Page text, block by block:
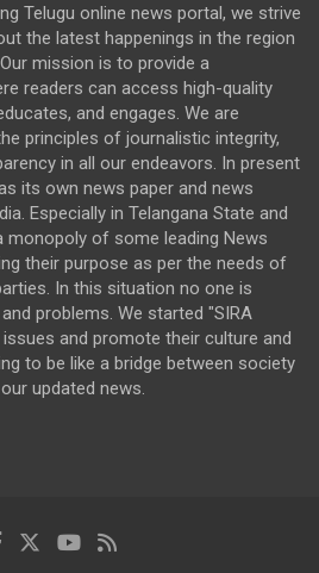
Telugu online news portal, we strive
the latest happenings in the region
mission is to provide a
readers can access high-quality
and engages. We are
principles of journalistic integrity,
in all our endeavors. In present
its own news paper and news
Especially in Telangana State and
monopoly of some leading News
their purpose as per the needs of
In this situation no one is
problems. We started "SIRA
and promote their culture and
to be like a bridge between society
updated news.